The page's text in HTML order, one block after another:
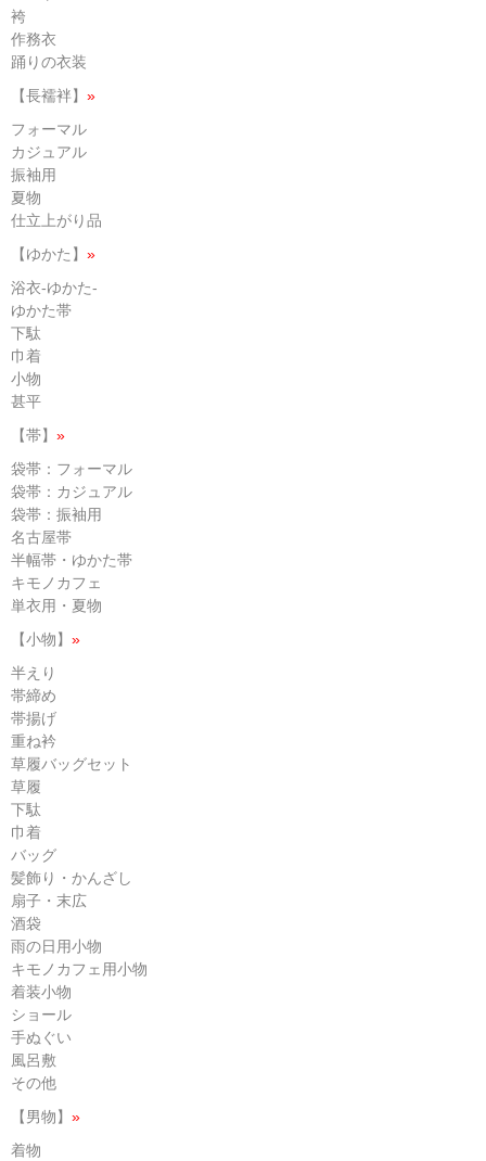
袴
作務衣
踊りの衣装
【長襦袢】 »
フォーマル
カジュアル
振袖用
夏物
仕立上がり品
【ゆかた】 »
浴衣-ゆかた-
ゆかた帯
下駄
巾着
小物
甚平
【帯】 »
袋帯：フォーマル
袋帯：カジュアル
袋帯：振袖用
名古屋帯
半幅帯・ゆかた帯
キモノカフェ
単衣用・夏物
【小物】 »
半えり
帯締め
帯揚げ
重ね衿
草履バッグセット
草履
下駄
巾着
バッグ
髪飾り・かんざし
扇子・末広
酒袋
雨の日用小物
キモノカフェ用小物
着装小物
ショール
手ぬぐい
風呂敷
その他
【男物】 »
着物